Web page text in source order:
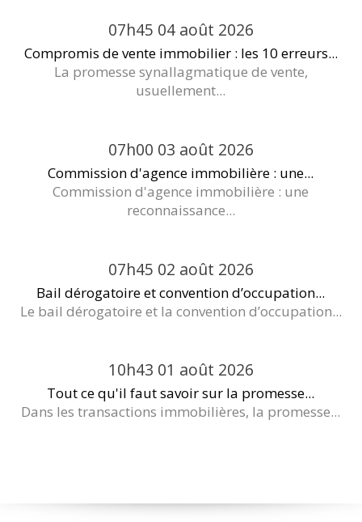
07h45 04 août 2026
Compromis de vente immobilier : les 10 erreurs...
La promesse synallagmatique de vente,
usuellement...
07h00 03 août 2026
Commission d'agence immobilière : une...
Commission d'agence immobilière : une
reconnaissance...
07h45 02 août 2026
Bail dérogatoire et convention d’occupation...
Le bail dérogatoire et la convention d’occupation...
10h43 01 août 2026
Tout ce qu'il faut savoir sur la promesse...
Dans les transactions immobilières, la promesse...